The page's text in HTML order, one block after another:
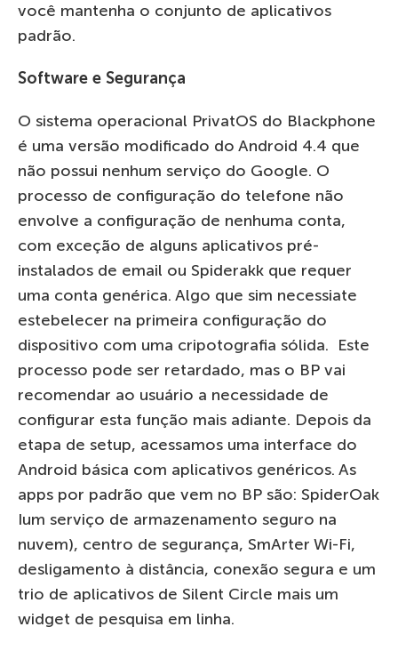
você mantenha o conjunto de aplicativos
padrão.
Software e Segurança
O sistema operacional PrivatOS do Blackphone
é uma versão modificado do Android 4.4 que
não possui nenhum serviço do Google. O
processo de configuração do telefone não
envolve a configuração de nenhuma conta,
com exceção de alguns aplicativos pré-
instalados de email ou Spiderakk que requer
uma conta genérica. Algo que sim necessiate
estebelecer na primeira configuração do
dispositivo com uma cripotografia sólida. Este
processo pode ser retardado, mas o BP vai
recomendar ao usuário a necessidade de
configurar esta função mais adiante. Depois da
etapa de setup, acessamos uma interface do
Android básica com aplicativos genéricos. As
apps por padrão que vem no BP são: SpiderOak
Ium serviço de armazenamento seguro na
nuvem), centro de segurança, SmArter Wi-Fi,
desligamento à distância, conexão segura e um
trio de aplicativos de Silent Circle mais um
widget de pesquisa em linha.